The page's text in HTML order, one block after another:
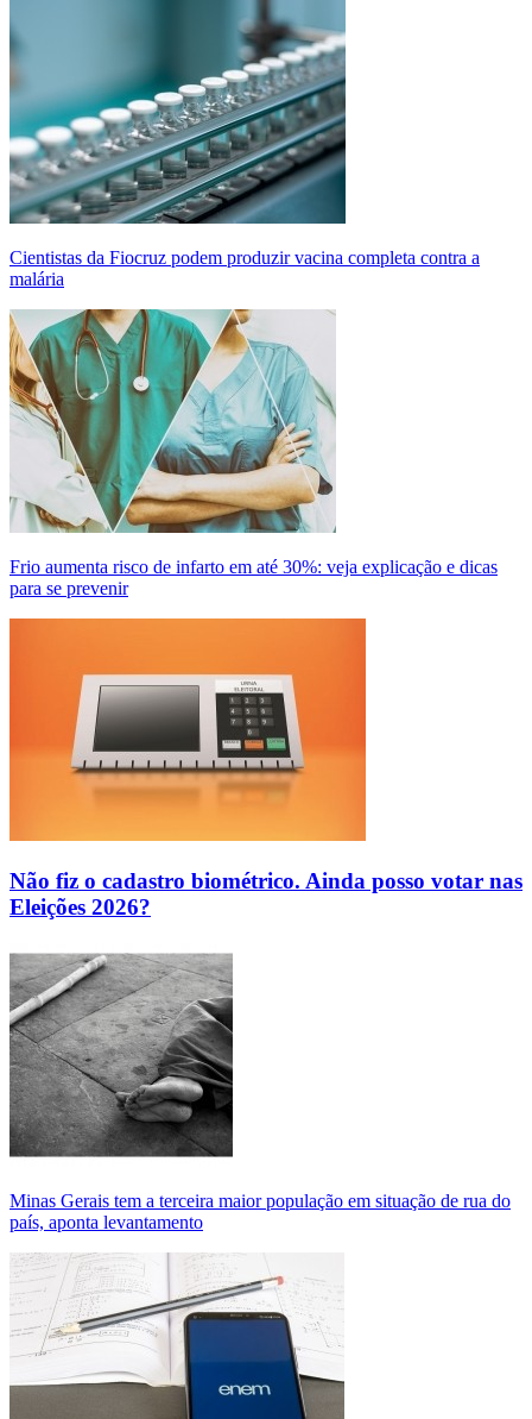
Cientistas da Fiocruz podem produzir vacina completa contra a
malária
Frio aumenta risco de infarto em até 30%: veja explicação e dicas
para se prevenir
Não fiz o cadastro biométrico. Ainda posso votar nas
Eleições 2026?
Minas Gerais tem a terceira maior população em situação de rua do
país, aponta levantamento